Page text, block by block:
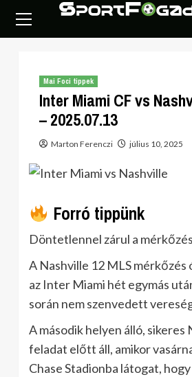
content
Menu
Mai Foci tippek
Inter Miami CF vs
– 2025.07.13
Marton Ferenczi július 10, 2025
Forró tippünk
Döntetlennel zárul a
A Nashville 12 MLS
az Inter Miami hét egymás
során nem szenvedett
A második helyen álló, sikeres
feladat előtt áll, amikor
Chase Stadionba látogat,